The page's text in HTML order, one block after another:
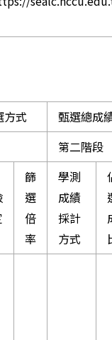
方式
甄選總成
第二階段
篩
選
倍
率
學測
成績
採計
方式